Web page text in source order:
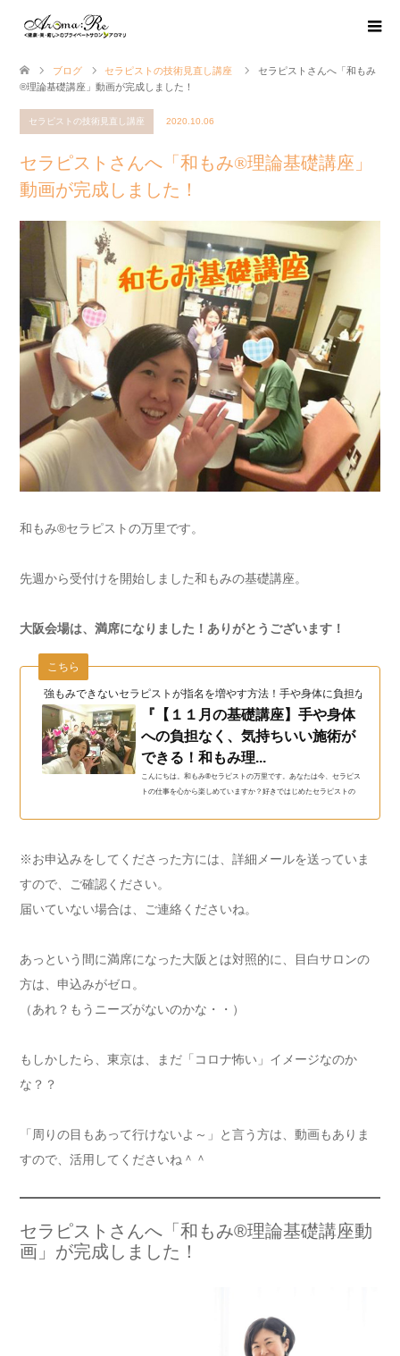
ブログ セラピストの技術見直し講座
セラピストさんへ「和もみ
®理論基礎講座」動画が完成しました！
セラピストの技術見直し講座 2020.10.06
セラピストさんへ「和もみ®理論基礎講座」
動画が完成しました！
和もみ®セラピストの万里です。
先週から受付けを開始しました和もみの基礎講座。
大阪会場は、満席になりました！ありがとうございます！
強もみできないセラピストが指名を増やす方法！手や身体に負担なく長く
こちら
『【１１月の基礎講座】手や身体
への負担なく、気持ちいい施術が
できる！和もみ理...
こんにちは。和もみ®セラピストの万里です。あなたは今、セラピス
トの仕事を心から楽しめていますか？好きではじめたセラピストの
※お申込みをしてくださった方には、詳細メールを送っていま
すので、ご確認ください。
届いていない場合は、ご連絡くださいね。
あっという間に満席になった大阪とは対照的に、目白サロンの
方は、申込みがゼロ。
（あれ？もうニーズがないのかな・・）
もしかしたら、東京は、まだ「コロナ怖い」イメージなのか
な？？
「周りの目もあって行けないよ～」と言う方は、動画もありま
すので、活用してくださいね＾＾
セラピストさんへ「和もみ®理論基礎講座動
画」が完成しました！